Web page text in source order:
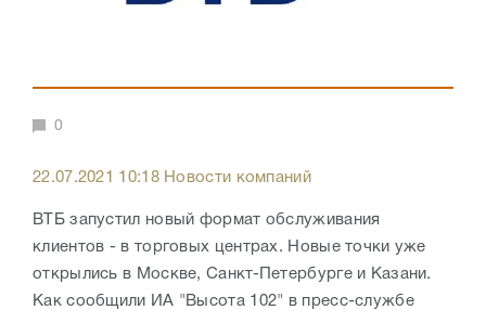
0
22.07.2021 10:18 Новости компаний
ВТБ запустил новый формат обслуживания
клиентов - в торговых центрах. Новые точки уже
открылись в Москве, Санкт-Петербурге и Казани.
Как сообщили ИА "Высота 102" в пресс-службе